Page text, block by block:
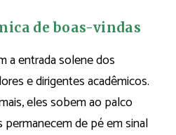
de boas-vindas
a entrada solene dos
e dirigentes acadêmicos.
eles sobem ao palco
de pé em sinal